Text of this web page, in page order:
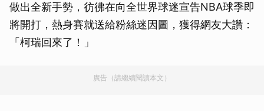
做出全新手勢，彷彿在向全世界球迷宣告NBA球季即
將開打，熱身賽就送給粉絲迷因圖，獲得網友大讚：
「柯瑞回來了！」
廣告（請繼續閱讀本文）